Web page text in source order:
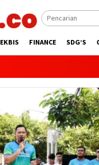
EKBIS FINANCE SDG’S